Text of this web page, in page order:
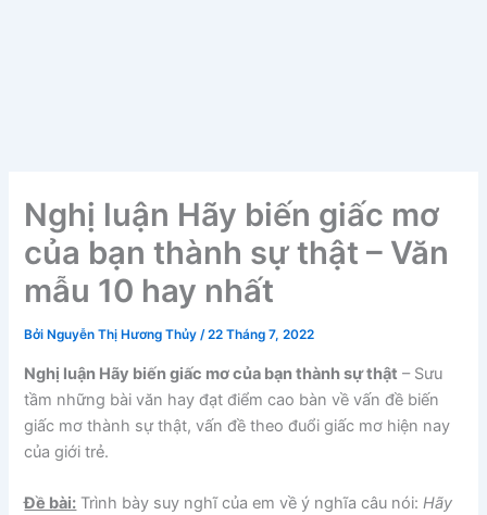
Nghị luận Hãy biến giấc mơ
của bạn thành sự thật – Văn
mẫu 10 hay nhất
Bởi Nguyễn Thị Hương Thủy/22 Tháng 7, 2022
Nghị luận Hãy biến giấc mơ của bạn thành sự thật – Sưu
tầm những bài văn hay đạt điểm cao bàn về vấn đề biến
giấc mơ thành sự thật, vấn đề theo đuổi giấc mơ hiện nay
của giới trẻ.
Đề bài: Trình bày suy nghĩ của em về ý nghĩa câu nói:Hãy